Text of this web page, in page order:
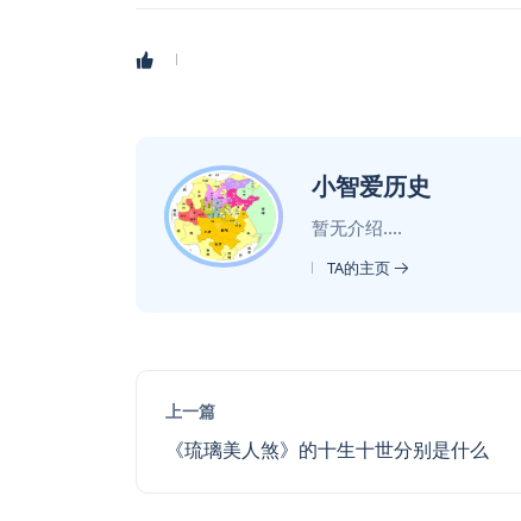
小智爱历史
暂无介绍....
TA的主页
上一篇
《琉璃美人煞》的十生十世分别是什么